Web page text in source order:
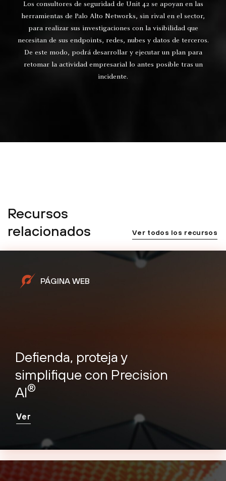
Los consultores de seguridad de Unit 42 se apoyan en las
herramientas de Palo Alto Networks, sin rival en el sector,
para realizar sus investigaciones con la visibilidad que
necesitan de sus endpoints, redes, nubes y datos de terceros.
De este modo, podrá desarrollar y ejecutar un plan para
retomar la actividad empresarial lo antes posible tras un
incidente.
Recursos
relacionados
Ver todos los recursos
PÁGINA WEB
Defienda, proteja y
simplifique con Precision
AI®
Ver